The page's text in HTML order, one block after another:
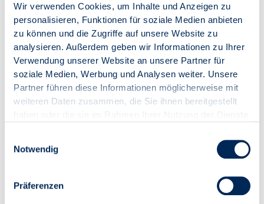
Wir verwenden Cookies, um Inhalte und Anzeigen zu
personalisieren, Funktionen für soziale Medien anbieten
zu können und die Zugriffe auf unsere Website zu
analysieren. Außerdem geben wir Informationen zu Ihrer
Verwendung unserer Website an unsere Partner für
soziale Medien, Werbung und Analysen weiter. Unsere
Partner führen diese Informationen möglicherweise mit
weiteren Daten zusammen, die Sie ihnen bereitgestellt
Notwendig
Präferenzen
begleiten